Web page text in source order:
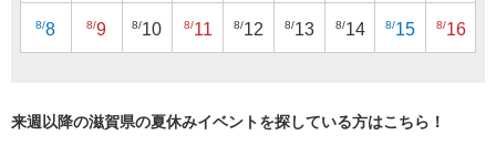
8/8 8/9 8/10 8/11 8/12 8/13 8/14 8/15 8/16
来週以降の滋賀県の夏休みイベントを探している方はこちら！